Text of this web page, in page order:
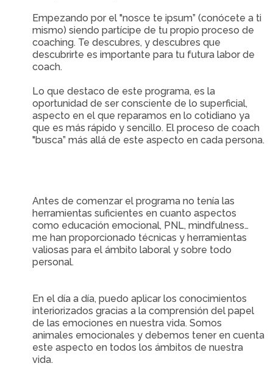
Empezando por el "nosce te ipsum” (conócete a ti
mismo) siendo partícipe de tu propio proceso de
coaching. Te descubres, y descubres que
descubrirte es importante para tu futura labor de
coach.
Lo que destaco de este programa, es la
oportunidad de ser consciente de lo superficial,
aspecto en el que reparamos en lo cotidiano ya
que es más rápido y sencillo. El proceso de coach
"busca” más allá de este aspecto en cada persona.
Antes de comenzar el programa no tenía las
herramientas suficientes en cuanto aspectos
como educación emocional, PNL, mindfulness…
me han proporcionado técnicas y herramientas
valiosas para el ámbito laboral y sobre todo
personal.
En el día a día, puedo aplicar los conocimientos
interiorizados gracias a la comprensión del papel
de las emociones en nuestra vida. Somos
animales emocionales y debemos tener en cuenta
este aspecto en todos los ámbitos de nuestra
vida.